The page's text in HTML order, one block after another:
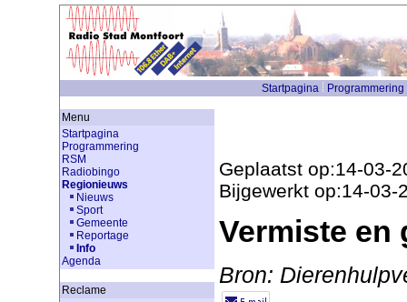
Startpagina Programmering
Menu
Startpagina
Programmering
RSM
Radiobingo
Regionieuws
Nieuws
Sport
Gemeente
Reportage
Info
Agenda
Reclame
Geplaatst op:14-03-
Bijgewerkt op:14-03-
Vermiste en
Bron: